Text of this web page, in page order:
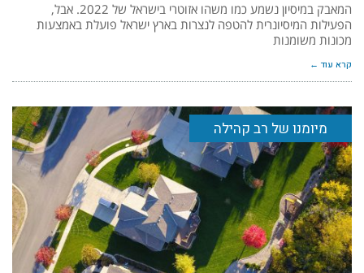
המאבק במיסיון נשמע כמו משהו אזוטרי בישראל של 2022. אבל,
הפעילות המיסיונרית להטפה לנצרות בארץ ישראל פועלת באמצעות
מכונות משומנות
קרא עוד ←
מיומנו של רב קהילה